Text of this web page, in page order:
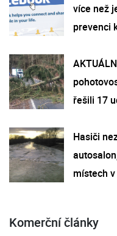
více než
prevenci
řešili 17
Hasiči
místech
Komerční články